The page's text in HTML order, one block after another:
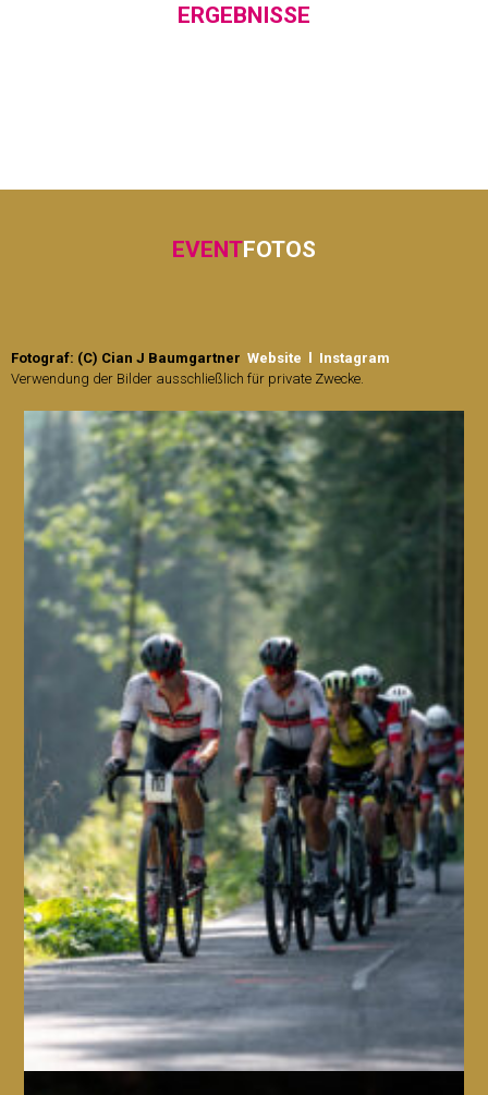
ERGEBNISSE
EVENTFOTOS
Fotograf: (C) Cian J Baumgartner Website l Instagram
Verwendung der Bilder ausschließlich für private Zwecke.